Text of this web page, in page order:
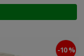
-10 %